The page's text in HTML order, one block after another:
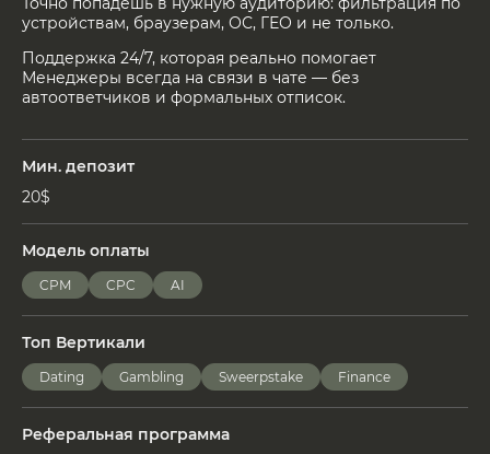
устройствам, браузерам, ОС, ГЕО и не только.
Поддержка 24/7, которая реально помогает
Менеджеры всегда на связи в чате — без
автоответчиков и формальных отписок.
Мин. депозит
20$
Модель оплаты
CPM CPC AI
Топ Вертикали
Dating Gambling Sweerpstake Finance
Реферальная программа